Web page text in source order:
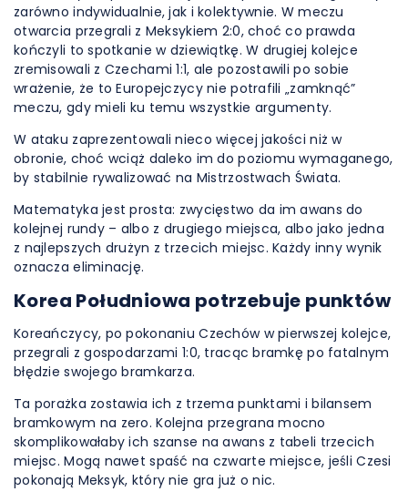
zarówno indywidualnie, jak i kolektywnie. W meczu
otwarcia przegrali z Meksykiem 2:0, choć co prawda
kończyli to spotkanie w dziewiątkę. W drugiej kolejce
zremisowali z Czechami 1:1, ale pozostawili po sobie
wrażenie, że to Europejczycy nie potrafili „zamknąć”
meczu, gdy mieli ku temu wszystkie argumenty.
W ataku zaprezentowali nieco więcej jakości niż w
obronie, choć wciąż daleko im do poziomu wymaganego,
by stabilnie rywalizować na Mistrzostwach Świata.
Matematyka jest prosta: zwycięstwo da im awans do
kolejnej rundy – albo z drugiego miejsca, albo jako jedna
z najlepszych drużyn z trzecich miejsc. Każdy inny wynik
oznacza eliminację.
Korea Południowa potrzebuje punktów
Koreańczycy, po pokonaniu Czechów w pierwszej kolejce,
przegrali z gospodarzami 1:0, tracąc bramkę po fatalnym
błędzie swojego bramkarza.
Ta porażka zostawia ich z trzema punktami i bilansem
bramkowym na zero. Kolejna przegrana mocno
skomplikowałaby ich szanse na awans z tabeli trzecich
miejsc. Mogą nawet spaść na czwarte miejsce, jeśli Czesi
pokonają Meksyk, który nie gra już o nic.